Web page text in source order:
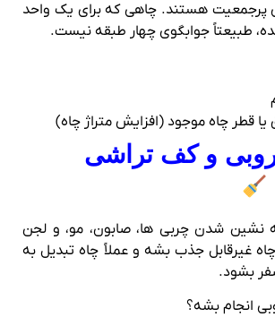
پرجمعیت هستند. چاهی که برای یک واحد
طبیعتاً جوابگوی چهار طبقه نیست.
قطر چاه موجود (افزایش متراژ چاه)
و کف‌ تراشی
نشین شدن چربی‌ ها، صابون، مو، و لجن
غیرقابل جذب بشه و عملاً چاه تبدیل به
بشود.
انجام بشه؟